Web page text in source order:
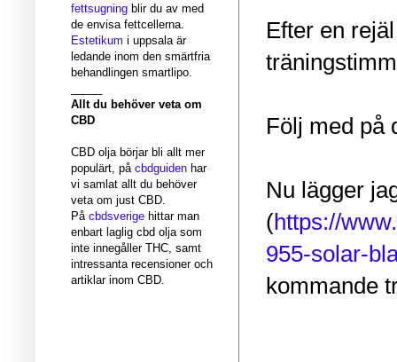
Efter en
Följ med på
Nu lägger
(https://
955-solar-
kommande
fettsugning blir du av med
de envisa fettcellerna.
Estetikum i uppsala är
ledande inom den smärtfria
behandlingen smartlipo.
Allt du behöver veta om
CBD
CBD olja börjar bli allt mer
populärt, påcbdguiden har
vi samlat allt du behöver
veta om just CBD.
På cbdsverige hittar man
enbart laglig cbd olja som
inte innegåller THC, samt
intressanta recensioner och
artiklar inom CBD.